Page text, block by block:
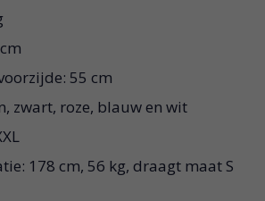
55 cm
zwart, roze, blauw en wit
178 cm, 56 kg, draagt maat S